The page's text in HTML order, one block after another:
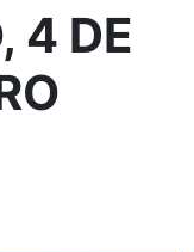
4 DE